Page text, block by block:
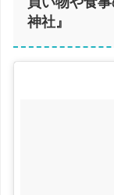
神社』